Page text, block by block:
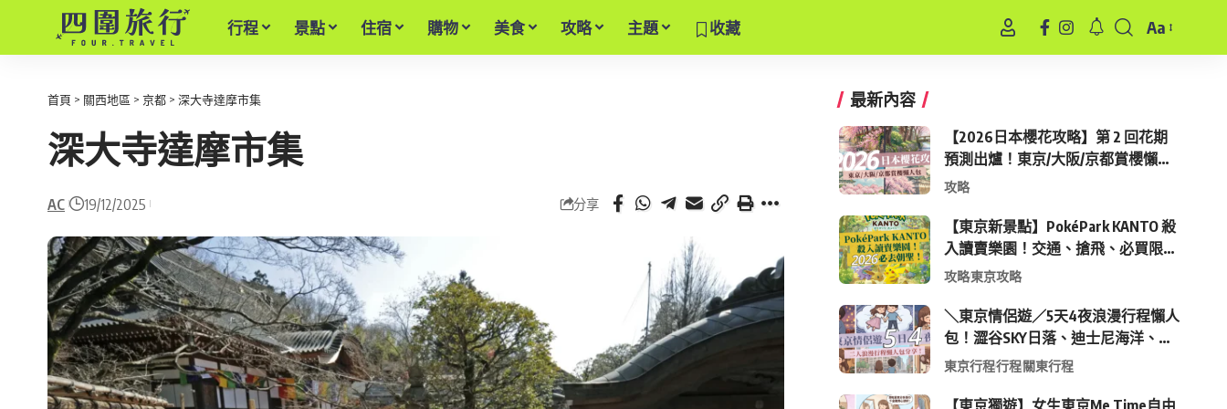
行程 景點 住宿 購物 美食 攻略 主題 收藏
Font
Aa
首頁 > 關西地區 > 京都 > 深大寺達摩市集
深大寺達摩市集
AC 19/12/2025 分享
最新內容
【2026日本櫻花攻略】第 2 回花期
預測出爐！東京/大阪/京都賞櫻懶人
包 (附最新時間表)
攻略
【東京新景點】PokéPark KANTO 殺
入讀賣樂園！交通、搶飛、必買限定
周邊全攻略
攻略東京攻略
＼東京情侶遊／5天4夜浪漫行程懶人
包！澀谷SKY日落、迪士尼海洋、中
目黑高質感咖啡廳全收錄
東京行程行程關東行程
【東京獨遊】女生東京Me Time自由